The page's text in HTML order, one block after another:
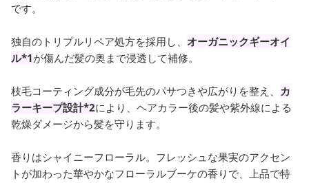
です。
独自のトリプルリペア処方を採用し、 オーガニックギーオイ
ル*1が傷んだ髪の奥まで浸透して補修。
枝毛コーティング成分が毛先のパサつきや広がりを整え、 カ
ラーキープ設計*2により、ヘアカラー後の髪や紫外線による
乾燥ダメージから髪を守ります。
香りはシャイニーフローラル。フレッシュな果実のアクセン
トが加わった華やかなフローラルブーケの香りで、上品で特